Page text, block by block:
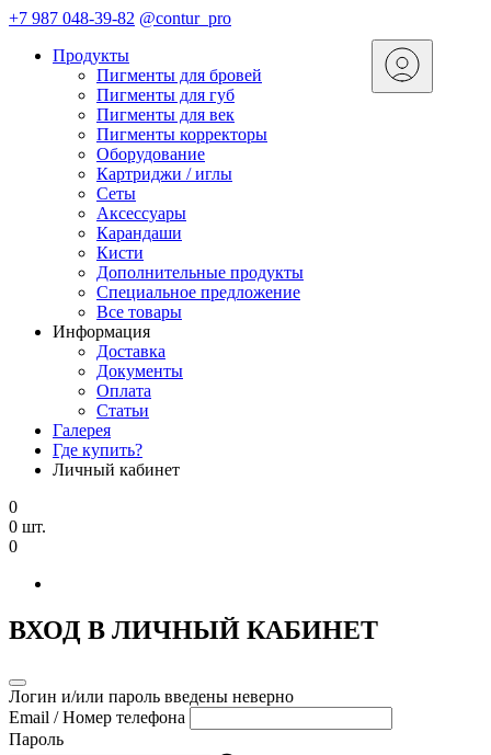
+7 987 048-39-82 @contur_pro
Продукты
Пигменты для бровей
Пигменты для губ
Пигменты для век
Пигменты корректоры
Оборудование
Картриджи / иглы
Сеты
Аксессуары
Карандаши
Кисти
Дополнительные продукты
Специальное предложение
Все товары
Информация
Доставка
Документы
Оплата
Статьи
Галерея
Где купить?
Личный кабинет
0
0 шт.
0
ВХОД В ЛИЧНЫЙ КАБИНЕТ
Логин и/или пароль введены неверно
Email / Номер телефона
Пароль